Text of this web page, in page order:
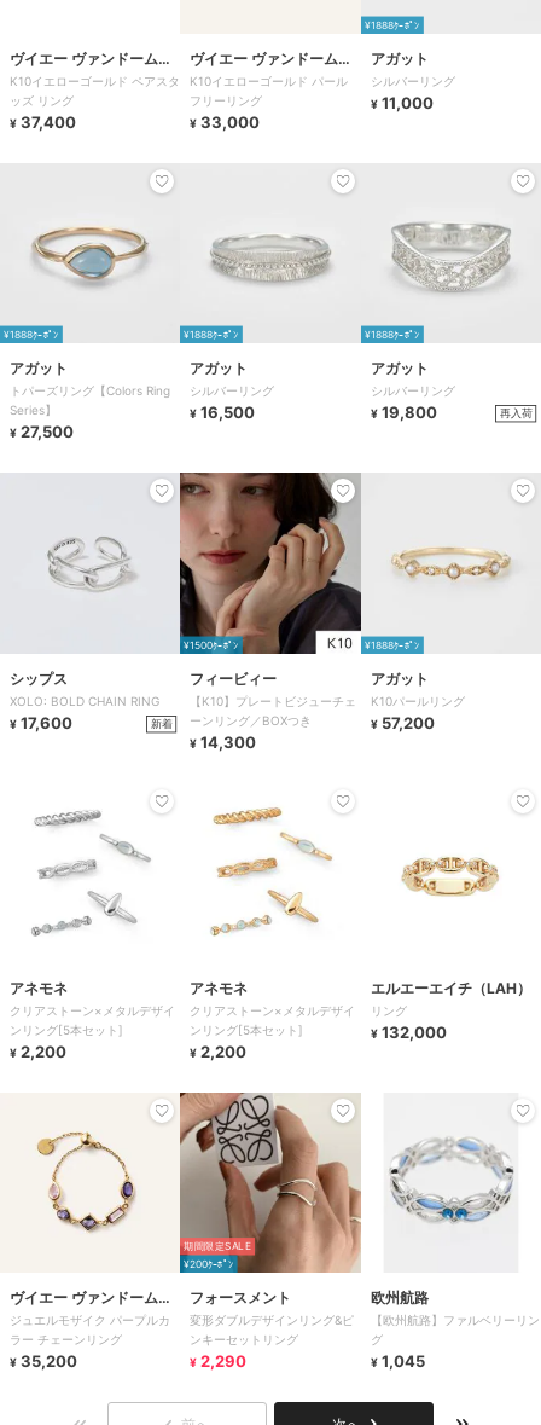
ヴイエー ヴァンドーム青
山
K10イエローゴールド ペアスタ
ッズ リング
¥ 37,400
ヴイエー ヴァンドーム青
山
K10イエローゴールド パール
フリーリング
¥ 33,000
¥1888ｸｰﾎﾟﾝ
アガット
シルバーリング
¥ 11,000
¥1888ｸｰﾎﾟﾝ
アガット
トパーズリング【Colors Ring
Series】
¥ 27,500
¥1888ｸｰﾎﾟﾝ
アガット
シルバーリング
¥ 16,500
¥1888ｸｰﾎﾟﾝ
アガット
シルバーリング
¥ 19,800 再入荷
シップス
XOLO: BOLD CHAIN RING
¥ 17,600 新着
¥1500ｸｰﾎﾟﾝ
フィービィー
【K10】プレートビジューチェ
ーンリング／BOXつき
¥ 14,300
¥1888ｸｰﾎﾟﾝ
アガット
K10パールリング
¥ 57,200
アネモネ
クリアストーン×メタルデザイ
ンリング[5本セット]
¥ 2,200
アネモネ
クリアストーン×メタルデザイ
ンリング[5本セット]
¥ 2,200
エルエーエイチ（LAH）
リング
¥ 132,000
ヴイエー ヴァンドーム青
山
ジュエルモザイク パープルカ
ラー チェーンリング
¥ 35,200
期間限定SALE
¥200ｸｰﾎﾟﾝ
フォースメント
変形ダブルデザインリング&ピ
ンキーセットリング
¥ 2,290
欧州航路
【欧州航路】ファルベリーリン
グ
¥ 1,045